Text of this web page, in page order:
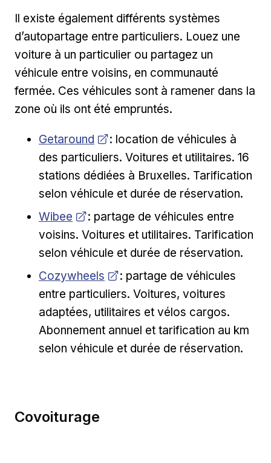
Il existe également différents systèmes
d’autopartage entre particuliers. Louez une
voiture à un particulier ou partagez un
véhicule entre voisins, en communauté
fermée. Ces véhicules sont à ramener dans la
zone où ils ont été empruntés.
Opens in new window
Getaround
: location de véhicules à
des particuliers. Voitures et utilitaires. 16
stations dédiées à Bruxelles. Tarification
selon véhicule et durée de réservation.
Opens in new window
Wibee
: partage de véhicules entre
voisins. Voitures et utilitaires. Tarification
selon véhicule et durée de réservation.
Opens in new window
Cozywheels
: partage de véhicules
entre particuliers. Voitures, voitures
adaptées, utilitaires et vélos cargos.
Abonnement annuel et tarification au km
selon véhicule et durée de réservation.
Covoiturage